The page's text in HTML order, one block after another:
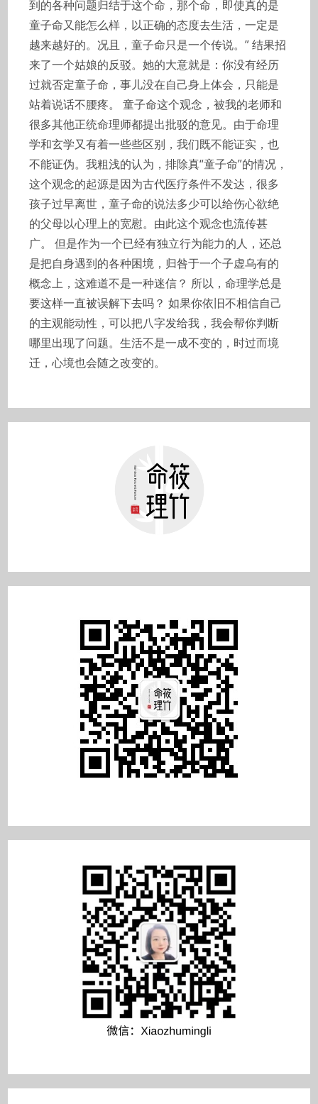
到的各种问题归结于这个命，那个命，即使真的是
童子命又能怎么样，以正确的态度去生活，一定是
越来越好的。况且，童子命只是一个传说。” 结果招
来了一个姑娘的反驳。她的大意就是：你没有经历
过就否定童子命，事儿没在自己身上体会，只能是
站着说话不腰疼。 童子命这个观念，被我的老师和
很多其他正统命理师都提出批驳的意见。由于命理
学和玄学又有着一些些区别，我们既不能证实，也
不能证伪。我粗浅的认为，排除真“童子命”的情况，
这个观念的起源是因为古代医疗条件不发达，很多
孩子过早离世，童子命的说法多少可以给伤心欲绝
的父母以心理上的宽慰。由此这个观念也流传甚
广。 但是作为一个已经有独立行为能力的人，还总
是把自身遇到的各种困境，归咎于一个子虚乌有的
概念上，这难道不是一种迷信？ 所以，命理学总是
要这样一直被误解下去吗？ 如果你依旧不相信自己
的主观能动性，可以把八字发给我，我会帮你判断
哪里出现了问题。生活不是一成不变的，时过而境
迁，心境也会随之改变的。